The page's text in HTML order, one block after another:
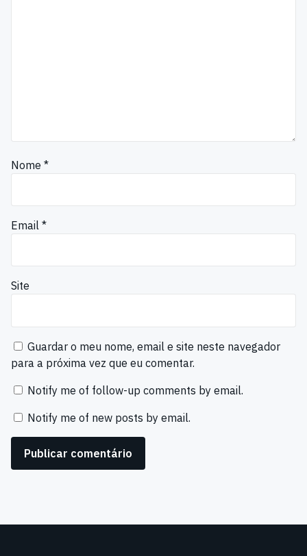
Nome *
Email *
Site
Guardar o meu nome, email e site neste navegador
para a próxima vez que eu comentar.
Notify me of follow-up comments by email.
Notify me of new posts by email.